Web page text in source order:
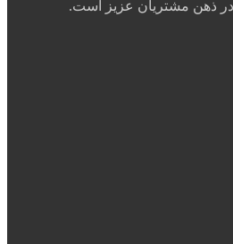
ذهن مشتریان عزیز است.